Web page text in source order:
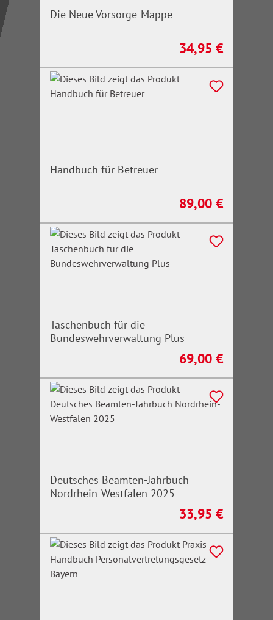
Die Neue Vorsorge-Mappe
Regulärer Preis:
34,95 €
Handbuch für Betreuer
Regulärer Preis:
89,00 €
Taschenbuch für die
Bundeswehrverwaltung Plus
Regulärer Preis:
69,00 €
Deutsches Beamten-Jahrbuch
Nordrhein-Westfalen 2025
Regulärer Preis:
33,95 €